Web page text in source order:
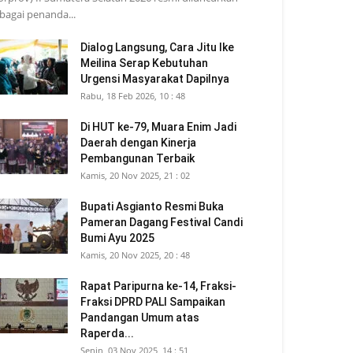
penanda...
Dialog Langsung, Cara Jitu Ike
Meilina Serap Kebutuhan
Urgensi Masyarakat Dapilnya
Rabu, 18 Feb 2026, 10 : 48
Di HUT ke-79, Muara Enim Jadi
Daerah dengan Kinerja
Pembangunan Terbaik
Kamis, 20 Nov 2025, 21 : 02
Bupati Asgianto Resmi Buka
Pameran Dagang Festival Candi
Bumi Ayu 2025
Kamis, 20 Nov 2025, 20 : 48
Rapat Paripurna ke-14, Fraksi-
Fraksi DPRD PALI Sampaikan
Pandangan Umum atas
Raperda...
Senin, 03 Nov 2025, 14 : 51